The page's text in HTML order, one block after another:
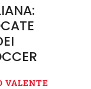
VALENTE